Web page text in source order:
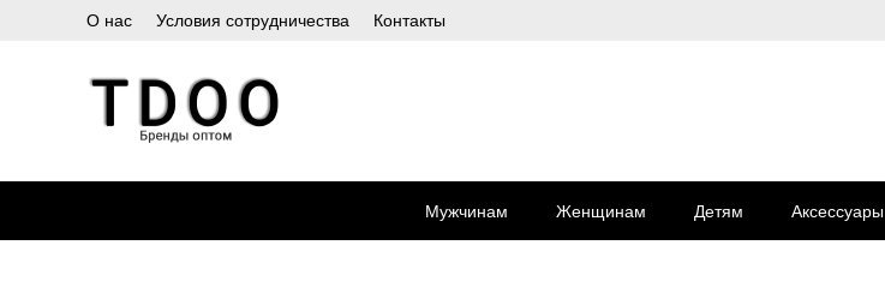
О нас Условия сотрудничества Контакты
Мужчинам Женщинам Детям Аксессуары